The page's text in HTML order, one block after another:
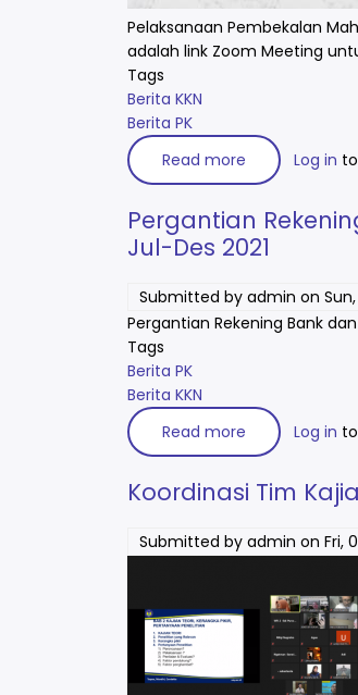
Pelaksanaan Pembekalan
adalah link Zoom Meeting
Tags
Berita KKN
Berita PK
Read more about
Link
Zoom
Meeting
Pembekalan
Mahasiswa
KKN-
Log in
Pergantian
Jul-Des 2021
Submitted by admin on
Pergantian Rekening Bank
Tags
Berita PK
Berita KKN
Read more about
Pergantian
Rekening
Bank
dan
Mahasiswa
KKN-
Des
2021
Log in
Koordinasi Tim
Submitted by admin on Fri,